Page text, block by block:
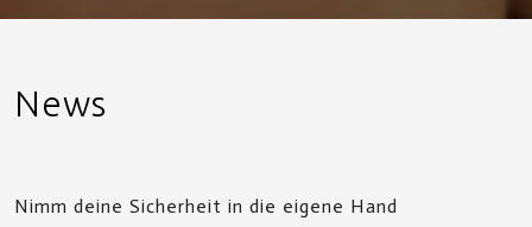
News
Nimm deine Sicherheit in die eigene Hand